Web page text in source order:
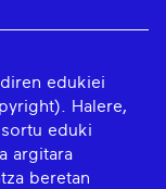
edukiei
Halere,
eduki
argitara
beretan